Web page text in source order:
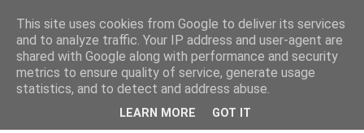
This site uses cookies from Google to deliver its services
and to analyze traffic. Your IP address and user-agent are
shared with Google along with performance and security
metrics to ensure quality of service, generate usage
statistics, and to detect and address abuse.
LEARN MORE GOT IT